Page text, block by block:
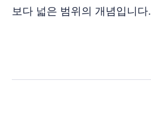
보다 넓은 범위의 개념입니다.